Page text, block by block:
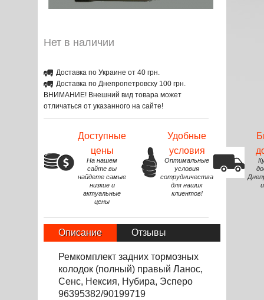
Нет в наличии
Доставка по Украине от 40 грн.
Доставка по Днепропетровску 100 грн.
ВНИМАНИЕ! Внешний вид товара может
отличаться от указанного на сайте!
Доступные
цены
На нашем
сайте вы
найдете самые
низкие и
актуальные
цены
Удобные
условия
Оптимальные
условия
сотрудничества
для наших
клиентов!
Описание Отзывы
Ремкомплект задних тормозных
колодок (полный) правый Ланос,
Сенс, Нексия, Нубира, Эсперо
96395382/90199719